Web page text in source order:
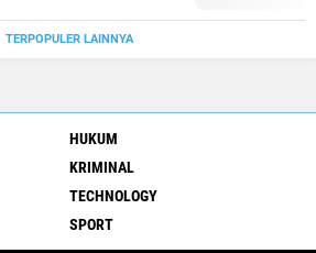
TERPOPULER LAINNYA
HUKUM
KRIMINAL
TECHNOLOGY
SPORT